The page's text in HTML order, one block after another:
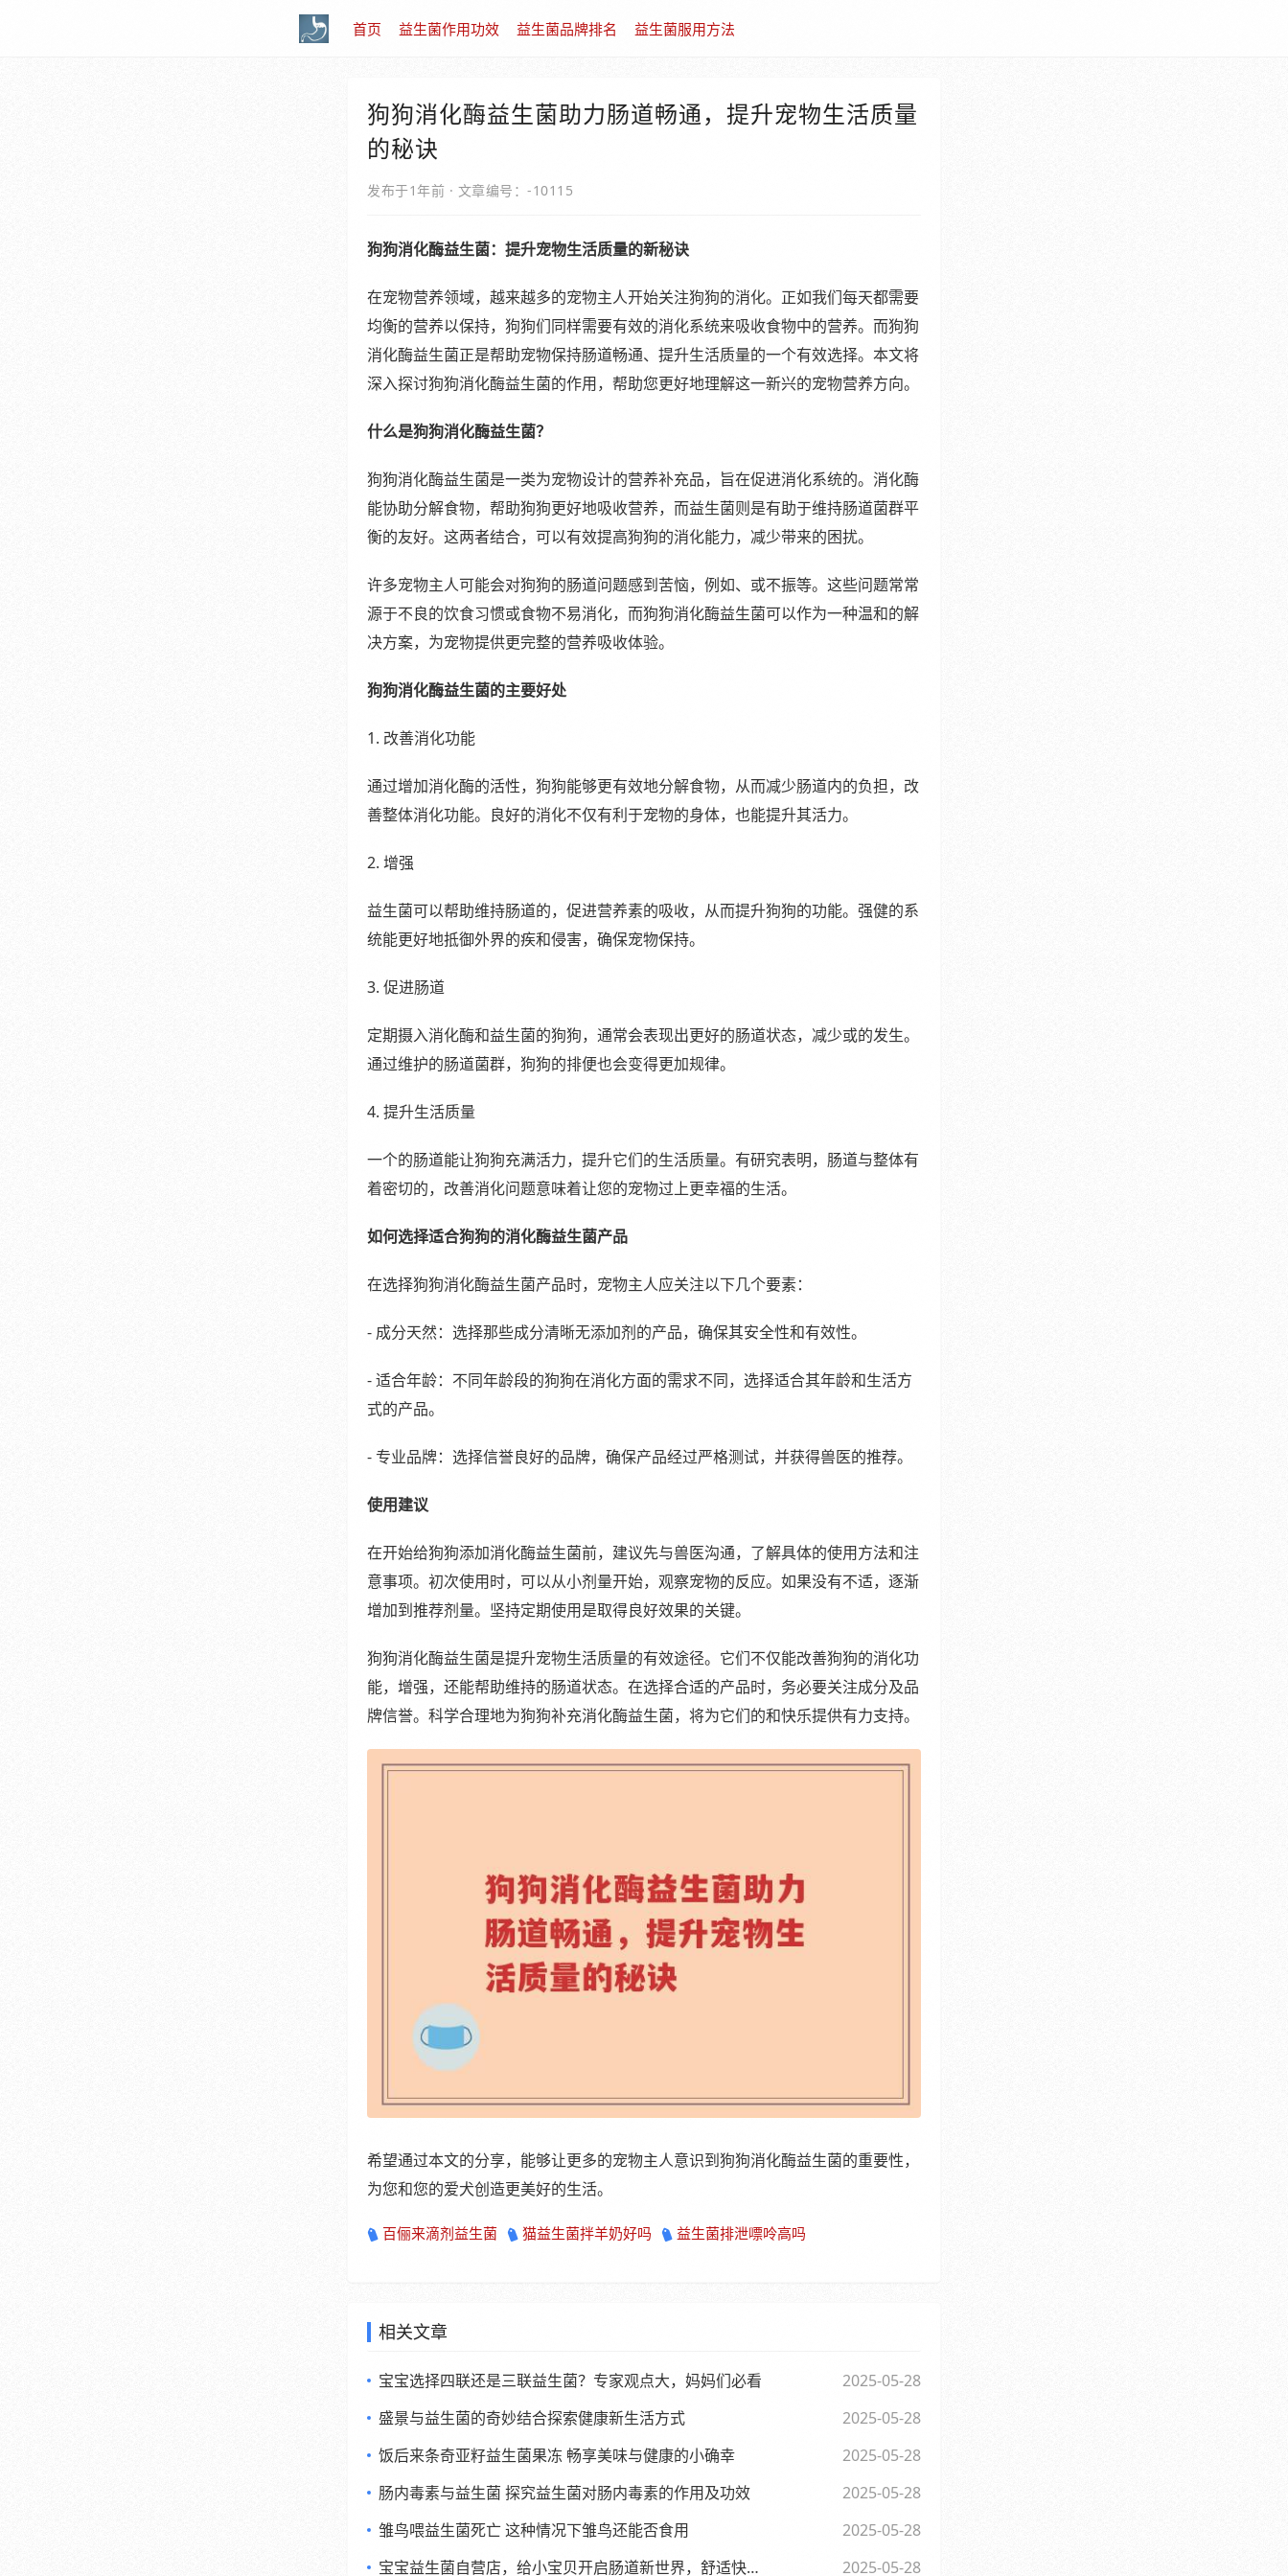
首页 益生菌作用功效 益生菌品牌排名 益生菌服用方法
狗狗消化酶益生菌助力肠道畅通，提升宠物生活质量
的秘诀
发布于1年前 · 文章编号：-10115
狗狗消化酶益生菌：提升宠物生活质量的新秘诀
在宠物营养领域，越来越多的宠物主人开始关注狗狗的消化。正如我们每天都需要
均衡的营养以保持，狗狗们同样需要有效的消化系统来吸收食物中的营养。而狗狗
消化酶益生菌正是帮助宠物保持肠道畅通、提升生活质量的一个有效选择。本文将
深入探讨狗狗消化酶益生菌的作用，帮助您更好地理解这一新兴的宠物营养方向。
什么是狗狗消化酶益生菌？
狗狗消化酶益生菌是一类为宠物设计的营养补充品，旨在促进消化系统的。消化酶
能协助分解食物，帮助狗狗更好地吸收营养，而益生菌则是有助于维持肠道菌群平
衡的友好。这两者结合，可以有效提高狗狗的消化能力，减少带来的困扰。
许多宠物主人可能会对狗狗的肠道问题感到苦恼，例如、或不振等。这些问题常常
源于不良的饮食习惯或食物不易消化，而狗狗消化酶益生菌可以作为一种温和的解
决方案，为宠物提供更完整的营养吸收体验。
狗狗消化酶益生菌的主要好处
1. 改善消化功能
通过增加消化酶的活性，狗狗能够更有效地分解食物，从而减少肠道内的负担，改
善整体消化功能。良好的消化不仅有利于宠物的身体，也能提升其活力。
2. 增强
益生菌可以帮助维持肠道的，促进营养素的吸收，从而提升狗狗的功能。强健的系
统能更好地抵御外界的疾和侵害，确保宠物保持。
3. 促进肠道
定期摄入消化酶和益生菌的狗狗，通常会表现出更好的肠道状态，减少或的发生。
通过维护的肠道菌群，狗狗的排便也会变得更加规律。
4. 提升生活质量
一个的肠道能让狗狗充满活力，提升它们的生活质量。有研究表明，肠道与整体有
着密切的，改善消化问题意味着让您的宠物过上更幸福的生活。
如何选择适合狗狗的消化酶益生菌产品
在选择狗狗消化酶益生菌产品时，宠物主人应关注以下几个要素：
- 成分天然：选择那些成分清晰无添加剂的产品，确保其安全性和有效性。
- 适合年龄：不同年龄段的狗狗在消化方面的需求不同，选择适合其年龄和生活方
式的产品。
- 专业品牌：选择信誉良好的品牌，确保产品经过严格测试，并获得兽医的推荐。
使用建议
在开始给狗狗添加消化酶益生菌前，建议先与兽医沟通，了解具体的使用方法和注
意事项。初次使用时，可以从小剂量开始，观察宠物的反应。如果没有不适，逐渐
增加到推荐剂量。坚持定期使用是取得良好效果的关键。
狗狗消化酶益生菌是提升宠物生活质量的有效途径。它们不仅能改善狗狗的消化功
能，增强，还能帮助维持的肠道状态。在选择合适的产品时，务必要关注成分及品
牌信誉。科学合理地为狗狗补充消化酶益生菌，将为它们的和快乐提供有力支持。
希望通过本文的分享，能够让更多的宠物主人意识到狗狗消化酶益生菌的重要性，
为您和您的爱犬创造更美好的生活。
百俪来滴剂益生菌 猫益生菌拌羊奶好吗 益生菌排泄嘌呤高吗
相关文章
宝宝选择四联还是三联益生菌？专家观点大，妈妈们必看
2025-05-28
盛景与益生菌的奇妙结合探索健康新生活方式
2025-05-28
饭后来条奇亚籽益生菌果冻 畅享美味与健康的小确幸
2025-05-28
肠内毒素与益生菌 探究益生菌对肠内毒素的作用及功效
2025-05-28
雏鸟喂益生菌死亡 这种情况下雏鸟还能否食用
2025-05-28
宝宝益生菌自营店，给小宝贝开启肠道新世界，舒适快乐每一天
2025-05-28